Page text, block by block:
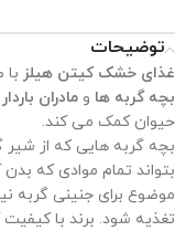
توضیحات
غذای خشک کیتن هیلز
بچه گربه ها و مادران باردار
حیوان کمک می کند.
بچه گربه هایی که از شیر
بتواند تمام موادی که بدن
موضوع برای جنینی گربه
تغذیه شود. برند با کیفیت